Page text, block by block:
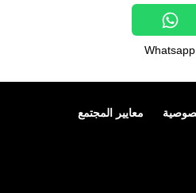
Whatsapp
معايير المجتمع